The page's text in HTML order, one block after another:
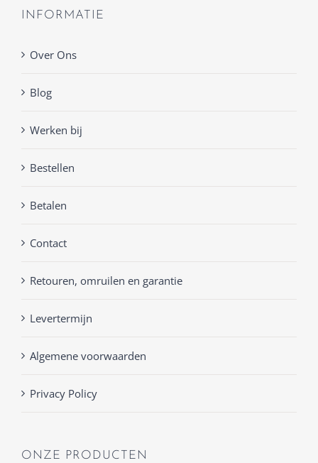
INFORMATIE
Over Ons
Blog
Werken bij
Bestellen
Betalen
Contact
Retouren, omruilen en garantie
Levertermijn
Algemene voorwaarden
Privacy Policy
ONZE PRODUCTEN